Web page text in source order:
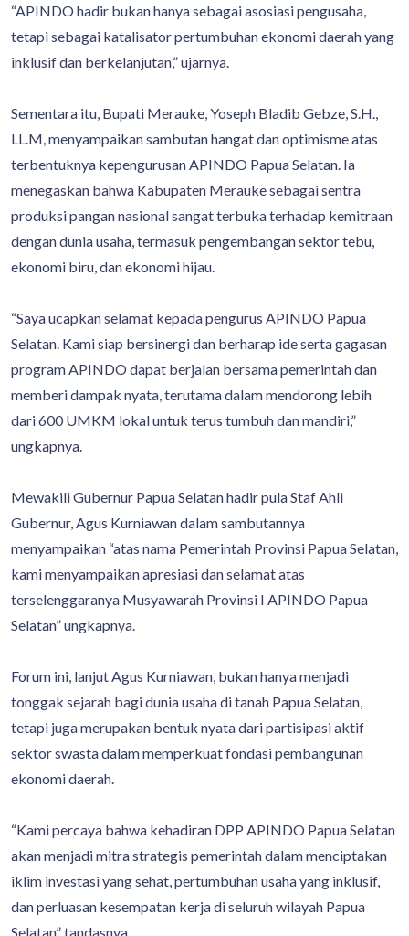
“APINDO hadir bukan hanya sebagai asosiasi pengusaha,
tetapi sebagai katalisator pertumbuhan ekonomi daerah yang
inklusif dan berkelanjutan,” ujarnya.
Sementara itu, Bupati Merauke, Yoseph Bladib Gebze, S.H.,
LL.M, menyampaikan sambutan hangat dan optimisme atas
terbentuknya kepengurusan APINDO Papua Selatan. Ia
menegaskan bahwa Kabupaten Merauke sebagai sentra
produksi pangan nasional sangat terbuka terhadap kemitraan
dengan dunia usaha, termasuk pengembangan sektor tebu,
ekonomi biru, dan ekonomi hijau.
“Saya ucapkan selamat kepada pengurus APINDO Papua
Selatan. Kami siap bersinergi dan berharap ide serta gagasan
program APINDO dapat berjalan bersama pemerintah dan
memberi dampak nyata, terutama dalam mendorong lebih
dari 600 UMKM lokal untuk terus tumbuh dan mandiri,”
ungkapnya.
Mewakili Gubernur Papua Selatan hadir pula Staf Ahli
Gubernur, Agus Kurniawan dalam sambutannya
menyampaikan “atas nama Pemerintah Provinsi Papua Selatan,
kami menyampaikan apresiasi dan selamat atas
terselenggaranya Musyawarah Provinsi I APINDO Papua
Selatan” ungkapnya.
Forum ini, lanjut Agus Kurniawan, bukan hanya menjadi
tonggak sejarah bagi dunia usaha di tanah Papua Selatan,
tetapi juga merupakan bentuk nyata dari partisipasi aktif
sektor swasta dalam memperkuat fondasi pembangunan
ekonomi daerah.
“Kami percaya bahwa kehadiran DPP APINDO Papua Selatan
akan menjadi mitra strategis pemerintah dalam menciptakan
iklim investasi yang sehat, pertumbuhan usaha yang inklusif,
dan perluasan kesempatan kerja di seluruh wilayah Papua
Selatan” tandasnya.